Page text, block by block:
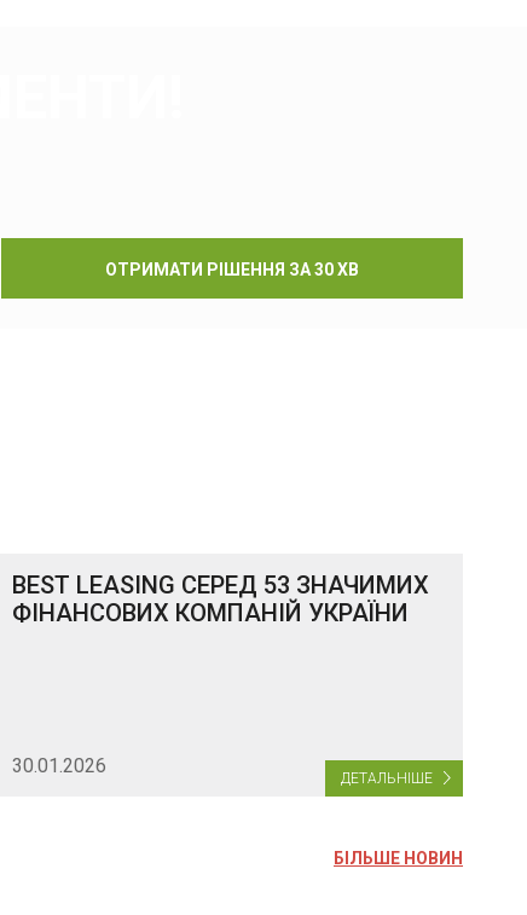
ОТРИМАТИ РІШЕННЯ ЗА 30 ХВ
BEST LEASING СЕРЕД 53 ЗНАЧИМИХ
ФІНАНСОВИХ КОМПАНІЙ УКРАЇНИ
30.01.2026
ДЕТАЛЬНІШЕ
БІЛЬШЕ НОВИН